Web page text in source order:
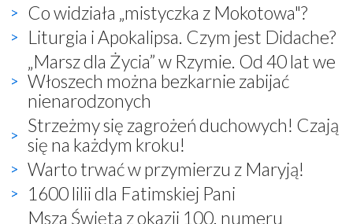
Co widziała „mistyczka z Mokotowa"?
Liturgia i Apokalipsa. Czym jest Didache?
„Marsz dla Życia” w Rzymie. Od 40 lat we
Włoszech można bezkarnie zabijać
nienarodzonych
Strzeżmy się zagrożeń duchowych! Czają
się na każdym kroku!
Warto trwać w przymierzu z Maryją!
1600 lilii dla Fatimskiej Pani
Msza Święta z okazji 100. numeru